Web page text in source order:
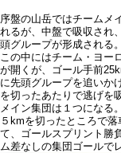
序盤の山岳ではチームメ
れるが、中盤で吸収され
頭グループが形成される。
この中にはチーム・ヨー
が開くが、ゴール手前
に先頭グループを追いか
を切ったあたりで逃げを
メイン集団は１つになる
５kmを切ったところで
て、ゴールスプリント勝
ム差なしの集団ゴールで